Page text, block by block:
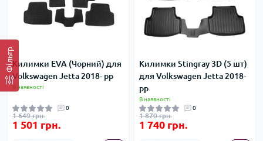
ФільтрКилимки EVA (Чорний) для
Volkswagen Jetta 2018- рр
В наявності
0
1 649 грн.
1 501 грн.
Килимки Stingray 3D (5 шт)
для Volkswagen Jetta 2018-
рр
В наявності
0
1 870 грн.
1 740 грн.